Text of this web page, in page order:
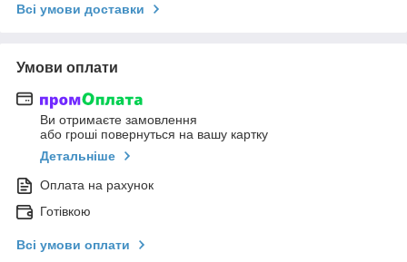
Всі умови доставки
Умови оплати
Ви отримаєте замовлення
або гроші повернуться на вашу картку
Детальніше
Оплата на рахунок
Готівкою
Всі умови оплати